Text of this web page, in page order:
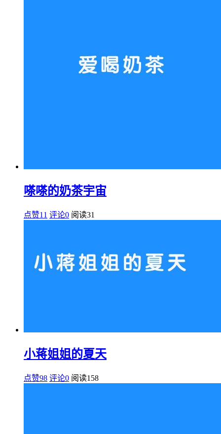
嗏嗏的奶茶宇宙
点赞11 评论0 阅读31
小蒋姐姐的夏天
点赞98 评论0 阅读158